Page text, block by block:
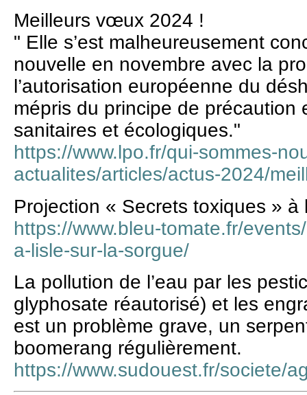
Meilleurs vœux 2024 !
" Elle s’est malheureusement
nouvelle en novembre avec la
l’autorisation européenne du
mépris du principe de précaution
sanitaires et écologiques."
https://www.lpo.fr/qui-sommes-
actualites/articles/actus-2024/
Projection « Secrets toxiques » à
https://www.bleu-tomate.fr/
a-lisle-sur-la-sorgue/
La pollution de l’eau par les
glyphosate réautorisé) et les
est un problème grave, un
boomerang régulièrement.
https://www.sudouest.fr/societe/